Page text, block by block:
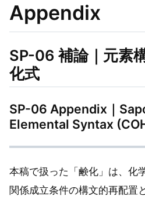
Appendix
SP-06 補論｜元素
化式
SP-06 Appendix｜
Elemental Syntax
本稿で扱った「鹸化」は、化
関係成立条件の構文的再配置